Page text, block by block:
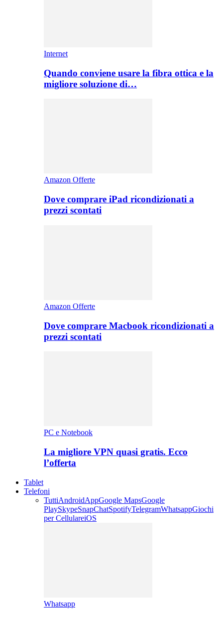
Internet
Quando conviene usare la fibra ottica e la
migliore soluzione di…
Amazon Offerte
Dove comprare iPad ricondizionati a
prezzi scontati
Amazon Offerte
Dove comprare Macbook ricondizionati a
prezzi scontati
PC e Notebook
La migliore VPN quasi gratis. Ecco
l’offerta
Tablet
Telefoni
TuttiAndroidAppGoogle MapsGoogle
PlaySkypeSnapChatSpotifyTelegramWhatsappGiochi
per CellulareiOS
Whatsapp